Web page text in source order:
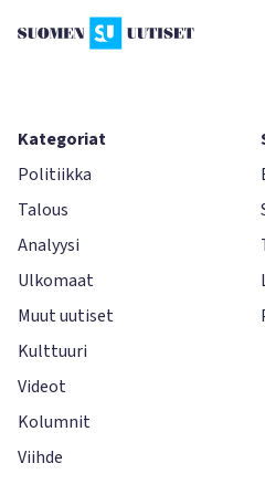
Kategoriat
Politiikka
Talous
Analyysi
Ulkomaat
Muut uutiset
Kulttuuri
Videot
Kolumnit
Viihde